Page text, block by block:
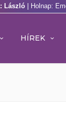
László | Holnap:
HÍREK